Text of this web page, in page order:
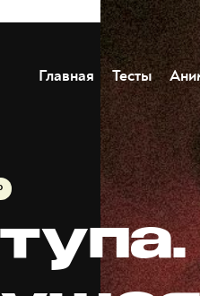
Главная Тесты